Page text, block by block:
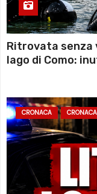
Ritrovata senza
lago di Como:
CRONACA